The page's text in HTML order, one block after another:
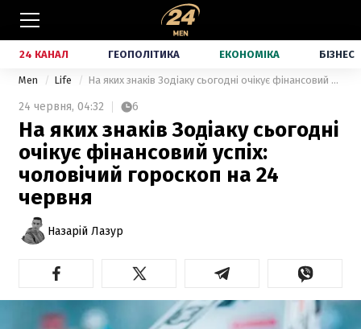
24 КАНАЛ ГЕОПОЛІТИКА ЕКОНОМІКА БІЗНЕС
Men Life На яких знаків Зодіаку сьогодні очікує фінансовий успіх: чоловічий гороскоп на 24 червня
24 червня, 04:32 6
На яких знаків Зодіаку сьогодні
очікує фінансовий успіх:
чоловічий гороскоп на 24
червня
Назарій Лазур